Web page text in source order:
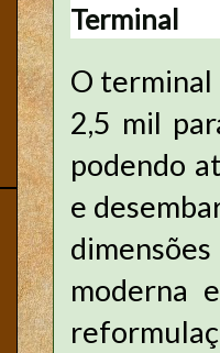
Terminal
O terminal
2,5 mil
podendo
e
moderna